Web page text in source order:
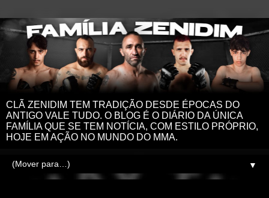
CLÃ ZENIDIM TEM TRADIÇÃO DESDE ÉPOCAS DO
ANTIGO VALE TUDO. O BLOG É O DIÁRIO DA ÚNICA
FAMÍLIA QUE SE TEM NOTÍCIA, COM ESTILO PRÓPRIO,
HOJE EM AÇÃO NO MUNDO DO MMA.
▼